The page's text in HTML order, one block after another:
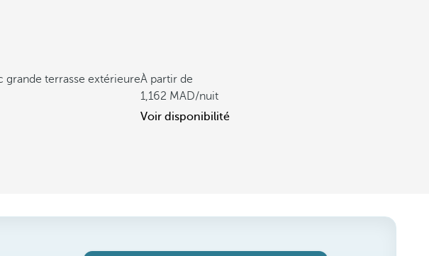
grande terrasse extérieureÀ partir de
1,162
/nuit
Voir disponibilité